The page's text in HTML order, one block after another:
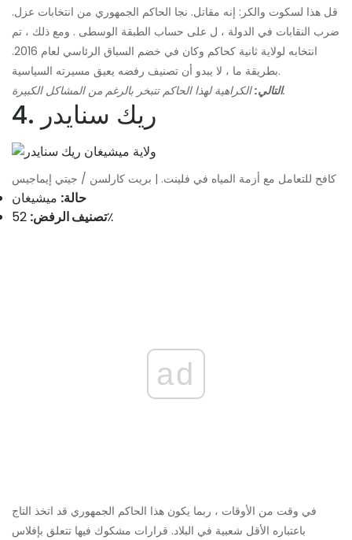
قل هذا لسكوت والكر: إنه مقاتل. نجا الحاكم الجمهوري من انتخابات عزل.
ضرب النقابات في الدولة ، ل على حساب الطبقة الوسطى . ومع ذلك ، تم
انتخابه لولاية ثانية كحاكم وكان في خضم السباق الرئاسي لعام 2016.
بطريقة ما ، لا يبدو أن تصنيف رفضه يعيق مسيرته السياسية.
التالي:الكراهية لهذا الحاكم تتبخر بالرغم من المشاكل الكبيرة.
4. ريك سنايدر
كافح للتعامل مع أزمة المياه في فلينت. | بريت كارلسن / جيتي إيماجيس
حالة: ميشيغان
تصنيف الرفض:52٪
ad
في وقت من الأوقات ، ربما يكون هذا الحاكم الجمهوري قد اتخذ التاج
باعتباره الأقل شعبية في البلاد. قرارات مشكوك فيها تتعلق بإفلاس